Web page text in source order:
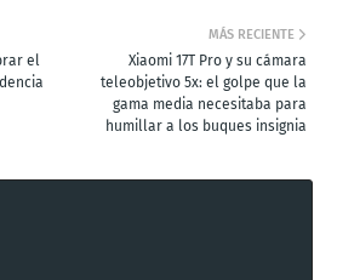
MÁS RECIENTE
Xiaomi 17T Pro y su cámara
teleobjetivo 5x: el golpe que la
gama media necesitaba para
humillar a los buques insignia
el